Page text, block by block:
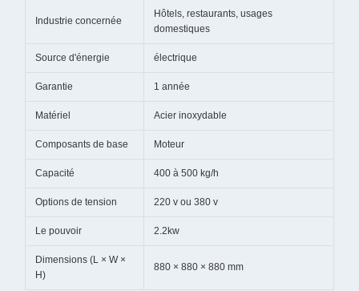
Industrie concernée
Hôtels, restaurants, usages
domestiques
Source d'énergie électrique
Garantie 1 année
Matériel Acier inoxydable
Composants de base Moteur
Capacité 400 à 500 kg/h
Options de tension 220 v ou 380 v
Le pouvoir 2.2kw
Dimensions (L × W ×
H)
880 × 880 × 880 mm